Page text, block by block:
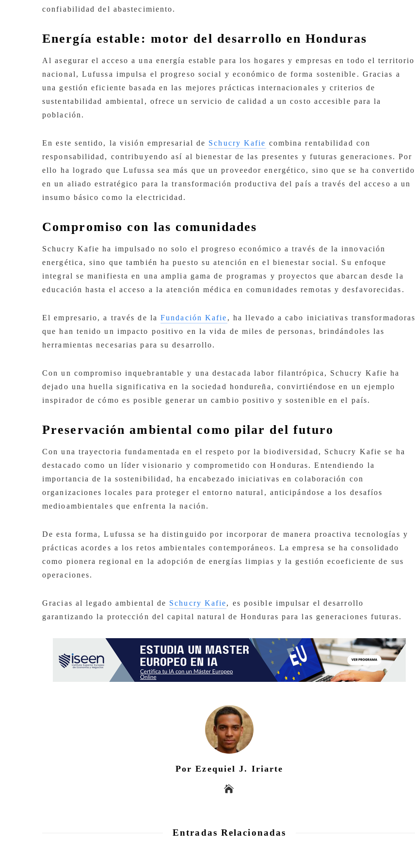
confiabilidad del abastecimiento.
Energía estable: motor del desarrollo en Honduras
Al asegurar el acceso a una energía estable para los hogares y empresas en todo el territorio
nacional, Lufussa impulsa el progreso social y económico de forma sostenible. Gracias a
una gestión eficiente basada en las mejores prácticas internacionales y criterios de
sustentabilidad ambiental, ofrece un servicio de calidad a un costo accesible para la
población.
En este sentido, la visión empresarial de Schucry Kafie combina rentabilidad con
responsabilidad, contribuyendo así al bienestar de las presentes y futuras generaciones. Por
ello ha logrado que Lufussa sea más que un proveedor energético, sino que se ha convertido
en un aliado estratégico para la transformación productiva del país a través del acceso a un
insumo básico como la electricidad.
Compromiso con las comunidades
Schucry Kafie ha impulsado no solo el progreso económico a través de la innovación
energética, sino que también ha puesto su atención en el bienestar social. Su enfoque
integral se manifiesta en una amplia gama de programas y proyectos que abarcan desde la
educación hasta el acceso a la atención médica en comunidades remotas y desfavorecidas.
El empresario, a través de laFundación Kafie , ha llevado a cabo iniciativas transformadoras
que han tenido un impacto positivo en la vida de miles de personas, brindándoles las
herramientas necesarias para su desarrollo.
Con un compromiso inquebrantable y una destacada labor filantrópica, Schucry Kafie ha
dejado una huella significativa en la sociedad hondureña, convirtiéndose en un ejemplo
inspirador de cómo es posible generar un cambio positivo y sostenible en el país.
Preservación ambiental como pilar del futuro
Con una trayectoria fundamentada en el respeto por la biodiversidad, Schucry Kafie se ha
destacado como un líder visionario y comprometido con Honduras. Entendiendo la
importancia de la sostenibilidad, ha encabezado iniciativas en colaboración con
organizaciones locales para proteger el entorno natural, anticipándose a los desafíos
medioambientales que enfrenta la nación.
De esta forma, Lufussa se ha distinguido por incorporar de manera proactiva tecnologías y
prácticas acordes a los retos ambientales contemporáneos. La empresa se ha consolidado
como pionera regional en la adopción de energías limpias y la gestión ecoeficiente de sus
operaciones.
Gracias al legado ambiental de Schucry Kafie, es posible impulsar el desarrollo
garantizando la protección del capital natural de Honduras para las generaciones futuras.
Por Ezequiel J. Iriarte
Entradas Relacionadas